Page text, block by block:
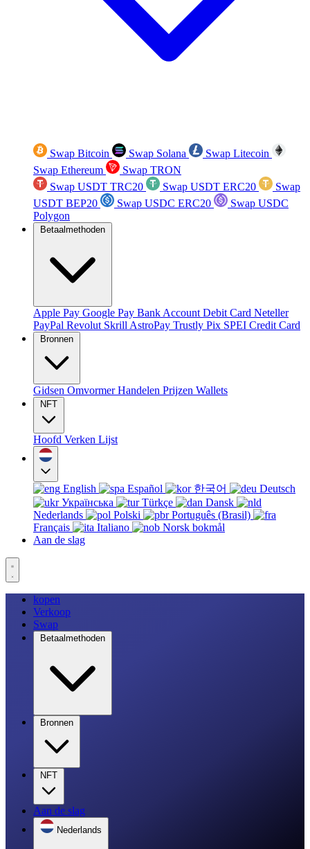
Swap Bitcoin Swap Solana
Swap Litecoin
Swap Ethereum
Swap TRON
Swap USDT TRC20
Swap USDT ERC20
Swap
USDT BEP20
Swap USDC ERC20
Swap USDC
Polygon
Betaalmethoden
Apple Pay Google Pay Bank Account Debit Card Neteller
PayPal Revolut Skrill AstroPay Trustly Pix SPEI Credit Card
Bronnen
Gidsen OmvormerHandelen Prijzen Wallets
NFT
Hoofd Verken Lijst
English Español 한국어
Deutsch
Українська
Türkçe
Dansk
Nederlands
Polski
Português (Brasil)
Français
Italiano
Norsk bokmål
Aan de slag
kopen
Verkoop
Swap
Betaalmethoden
Bronnen
NFT
Aan de slag
Nederlands